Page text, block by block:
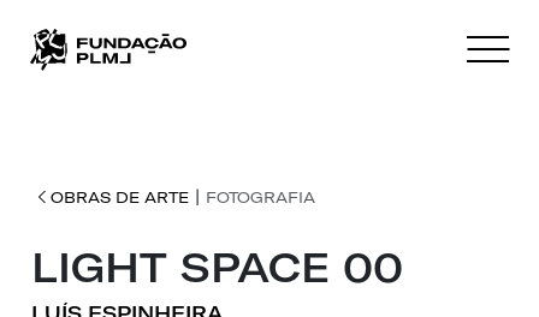
OBRAS DE ARTE| FOTOGRAFIA
LIGHT SPACE 00